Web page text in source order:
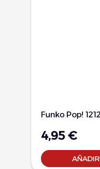
Funko Pop!
4,95 €